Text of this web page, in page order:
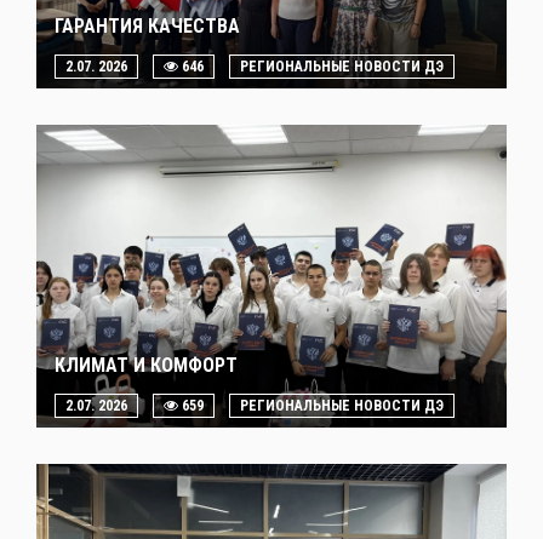
ГАРАНТИЯ КАЧЕСТВА
2.07. 2026 646 РЕГИОНАЛЬНЫЕ НОВОСТИ ДЭ
КЛИМАТ И КОМФОРТ
2.07. 2026 659 РЕГИОНАЛЬНЫЕ НОВОСТИ ДЭ